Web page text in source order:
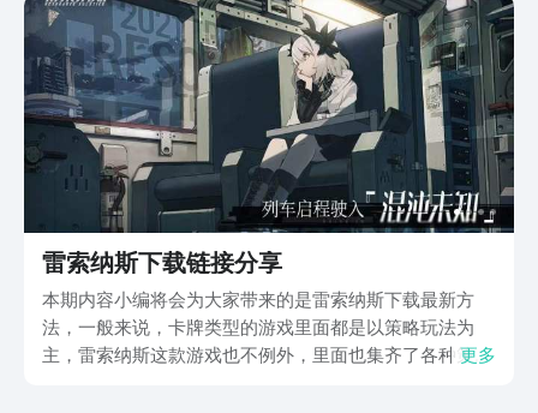
雷索纳斯下载链接分享
本期内容小编将会为大家带来的是雷索纳斯下载最新方
法，一般来说，卡牌类型的游戏里面都是以策略玩法为
主，雷索纳斯这款游戏也不例外，里面也集齐了各种策略
更多